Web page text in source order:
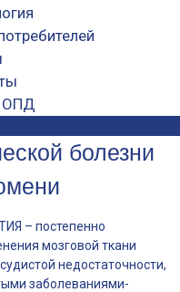
ОПД
болезни
– постепенно
мозговой ткани
недостаточности,
заболеваниями-